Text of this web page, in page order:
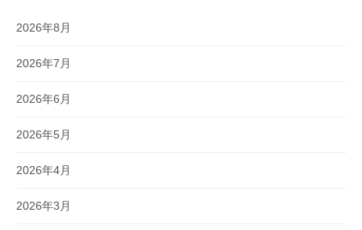
2026年8月
2026年7月
2026年6月
2026年5月
2026年4月
2026年3月